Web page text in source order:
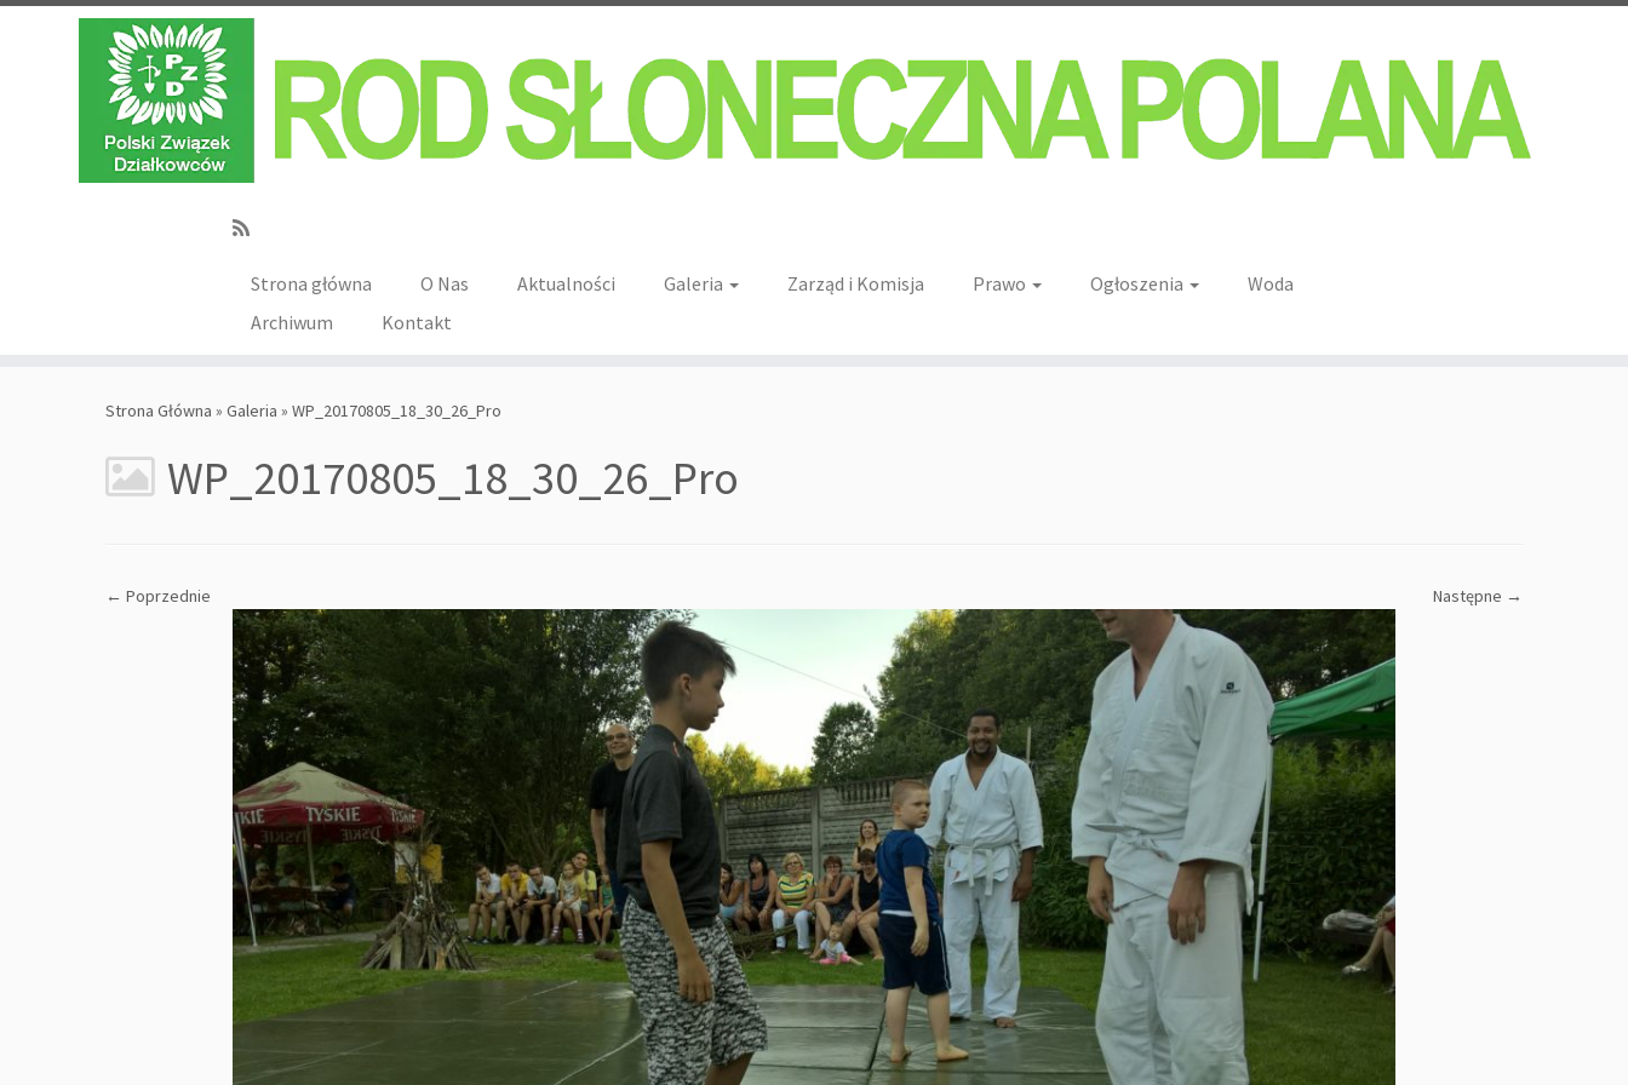
Strona główna O Nas Aktualności Galeria Zarząd i Komisja Prawo Ogłoszenia
Woda
Archiwum
Kontakt
Strona Główna » Galeria » WP_20170805_18_30_26_Pro
WP_20170805_18_30_26_Pro
← Poprzednie Następne →